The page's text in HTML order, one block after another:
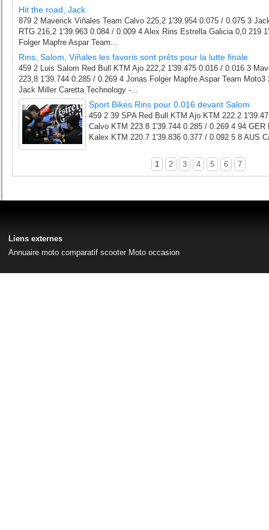
Hit the road, Jack
879 2 Maverick Viñales Team Calvo 225,2 1'39.954 0.075 / 0.075 3
RTG 216,2 1'39.963 0.084 / 0.009 4 Alex Rins Estrella Galicia 0,0 219
Folger Mapfre Aspar Team...
Rins, Salom, Viñales les favoris sont prêts pour la lutte finale
459 2 Luis Salom Red Bull KTM Ajo 222,2 1'39.475 0.016 / 0.016 3
223,8 1'39.744 0.285 / 0.269 4 Jonas Folger Mapfre Aspar Team
Jack Miller Caretta Technology -...
Sport Bikes Rins pour 0.016 devant Salom
459 2 39 SPA Red Bull KTM Ajo KTM 222.2
Calvo KTM 223.8 1'39.744 0.285 / 0.269 4 94 GER
Kalex KTM 220.7 1'39.836 0.377 / 0.092 5 8 AUS
1 2 3 4 5 6 7
Liens externes
Annuaire moto comparatif scooter Moto occasion